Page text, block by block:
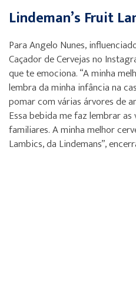
Lindeman’s Fruit
Para Angelo Nunes,
Caçador de Cervejas no
que te emociona. “A minha
lembra da minha infância na
pomar com várias árvores de
Essa bebida me faz lembrar
familiares. A minha melhor
Lambics, da Lindemans”,